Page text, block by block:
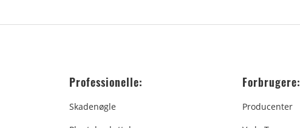
Professionelle:
Skadenøgle
Forbrugere:
Producenter